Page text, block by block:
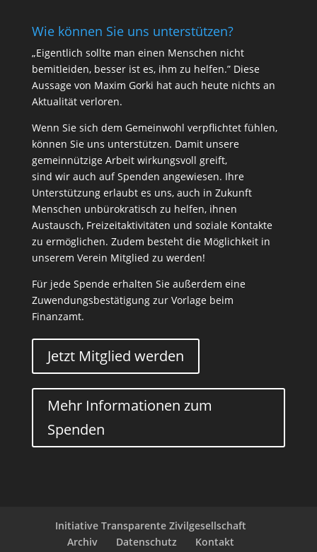
Wie können Sie uns unterstützen?
„Eigentlich sollte man einen Menschen nicht
bemitleiden, besser ist es, ihm zu helfen.” Diese
Aussage von Maxim Gorki hat auch heute nichts an
Aktualität verloren.
Wenn Sie sich dem Gemeinwohl verpflichtet fühlen,
können Sie uns unterstützen. Damit unsere
gemeinnützige Arbeit wirkungsvoll greift,
sind wir auch auf Spenden angewiesen. Ihre
Unterstützung erlaubt es uns, auch in Zukunft
Menschen unbürokratisch zu helfen, ihnen
Austausch, Freizeitaktivitäten und soziale Kontakte
zu ermöglichen. Zudem besteht die Möglichkeit in
unserem Verein Mitglied zu werden!
Für jede Spende erhalten Sie außerdem eine
Zuwendungsbestätigung zur Vorlage beim
Finanzamt.
Jetzt Mitglied werden
Mehr Informationen zum
Spenden
Initiative Transparente Zivilgesellschaft
Archiv
Datenschutz
Kontakt